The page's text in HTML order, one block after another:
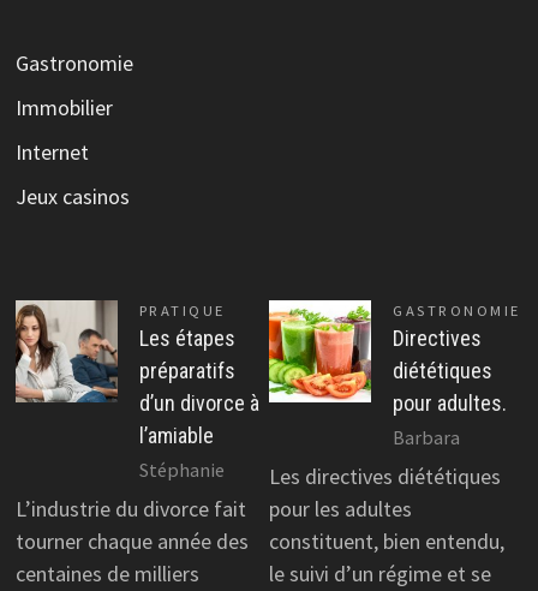
Gastronomie
Immobilier
Internet
Jeux casinos
PRATIQUE
Les étapes
préparatifs
d’un divorce à
l’amiable
Stéphanie
L’industrie du divorce fait
tourner chaque année des
centaines de milliers
GASTRONOMIE
Directives
diététiques
pour adultes.
Barbara
Les directives diététiques
pour les adultes
constituent, bien entendu,
le suivi d’un régime et se